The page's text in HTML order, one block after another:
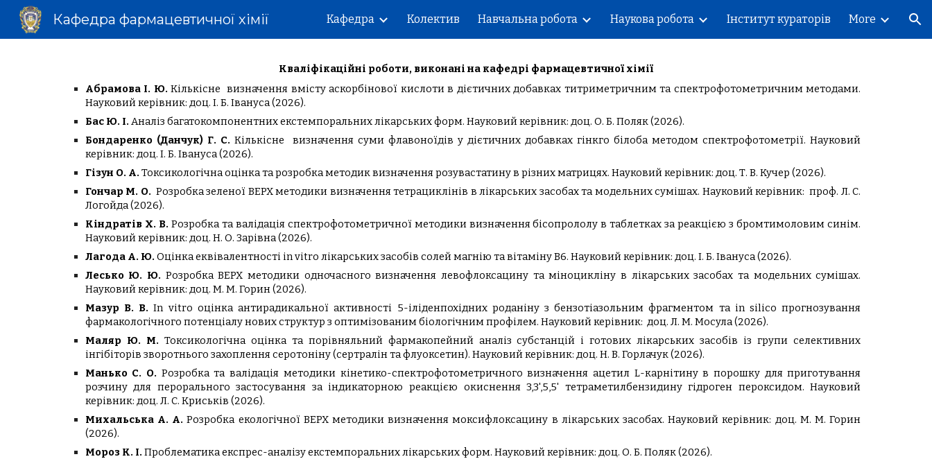
Skip to main content Skip to navigation
Кафедра фармацевтичної хімії Кафедра Колектив Навчальна робота Наукова робота Інститут кураторів More
Кваліфікаційні роботи, виконані на кафедрі фармацевтичної хімії
Абрамова І. Ю. Кількісне визначення вмісту аскорбінової кислоти в дієтичних добавках титриметричним та спектрофотометричним методами.
Науковий керівник: доц. І. Б. Івануса (2026).
Бас Ю. І. Аналіз багатокомпонентних екстемпоральних лікарських форм. Науковий керівник: доц. О. Б. Поляк (2026).
Бондаренко (Данчук) Г. С. Кількісне визначення суми флавоноїдів у дієтичних добавках гінкго білоба методом спектрофотометрії. Науковий
керівник: доц. І. Б. Івануса (2026).
Гізун О. А. Токсикологічна оцінка та розробка методик визначення розувастатину в різних матрицях. Науковий керівник: доц. Т. В. Кучер (2026).
Гончар М. О. Розробка зеленої ВЕРХ методики визначення тетрациклінів в лікарських засобах та модельних сумішах. Науковий керівник: проф. Л. С.
Логойда (2026).
Кіндратів Х. В. Розробка та валідація спектрофотометричної методики визначення бісопрололу в таблетках за реакцією з бромтимоловим синім.
Науковий керівник: доц. Н. О. Зарівна (2026).
Лагода А. Ю. Оцінка еквівалентності in vitro лікарських засобів солей магнію та вітаміну В6. Науковий керівник: доц. І. Б. Івануса (2026).
Лесько Ю. Ю. Розробка ВЕРХ методики одночасного визначення левофлоксацину та міноцикліну в лікарських засобах та модельних сумішах.
Науковий керівник: доц. М. М. Горин (2026).
Мазур В. В. Іn vitro оцінка антирадикальної активності 5-іліденпохідних роданіну з бензотіазольним фрагментом та in silico прогнозування
фармакологічного потенціалу нових структур з оптимізованим біологічним профілем. Науковий керівник: доц. Л. М. Мосула (2026).
Маляр Ю. М. Токсикологічна оцінка та порівняльний фармакопейний аналіз субстанцій і готових лікарських засобів із групи селективних
інгібіторів зворотнього захоплення серотоніну (сертралін та флуоксетин). Науковий керівник: доц. Н. В. Горлачук (2026).
Манько С. О. Розробка та валідація методики кінетико-спектрофотометричного визначення ацетил L-карнітину в порошку для приготування
розчину для перорального застосування за індикаторною реакцією окиснення 3,3',5,5' тетраметилбензидину гідроген пероксидом. Науковий
керівник: доц. Л. С. Криськів (2026).
Михальська А. А. Розробка екологічної ВЕРХ методики визначення моксифлоксацину в лікарських засобах. Науковий керівник: доц. М. М. Горин
(2026).
Мороз К. І. Проблематика експрес-аналізу екстемпоральних лікарських форм. Науковий керівник: доц. О. Б. Поляк (2026).